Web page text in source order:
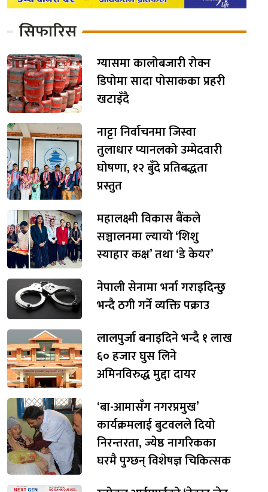
सिफारिस
ग्यासमा कालोबजारी रोक्न
डिपोमा सादा पोसाकका प्रहरी
खटाइँदै
नाट्टा निर्वाचनमा जिस्वा
तुलाधार प्यानलको उम्मेदवारी
घोषणा, १२ बुँदे प्रतिबद्धता
प्रस्तुत
महालक्ष्मी विकास बैंकले
सञ्चालनमा ल्यायो ‘शिशु
स्याहार कक्ष’ तथा ‘डे केयर’
नेपाली सेनामा भर्ना गराइदिन्छु
भन्दै ठगी गर्ने व्यक्ति पक्राउ
लालपुर्जा बनाइदिने भन्दै १ लाख
६० हजार घुस लिने
अमिनविरुद्ध मुद्दा दायर
‘बा-आमासँग नगरप्रमुख’
कार्यक्रमलाई बुटवलले दियो
निरन्तरता, ज्येष्ठ नागरिकका
घरमै पुग्छन् विशेषज्ञ चिकित्सक